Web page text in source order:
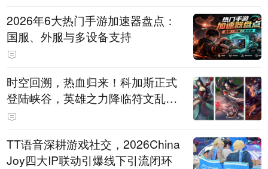
2026年6大热门手游加速器盘点：
国服、外服与多设备支持
时空回溯，热血归来！科加斯正式
登陆峡谷，英雄之力降临符文乱
斗！
TT语音深耕游戏社交，2026China
Joy四大IP联动引爆线下引流闭环